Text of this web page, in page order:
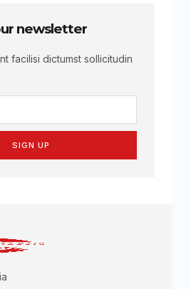
newsletter
facilisi dictumst sollicitudin
SIGN UP